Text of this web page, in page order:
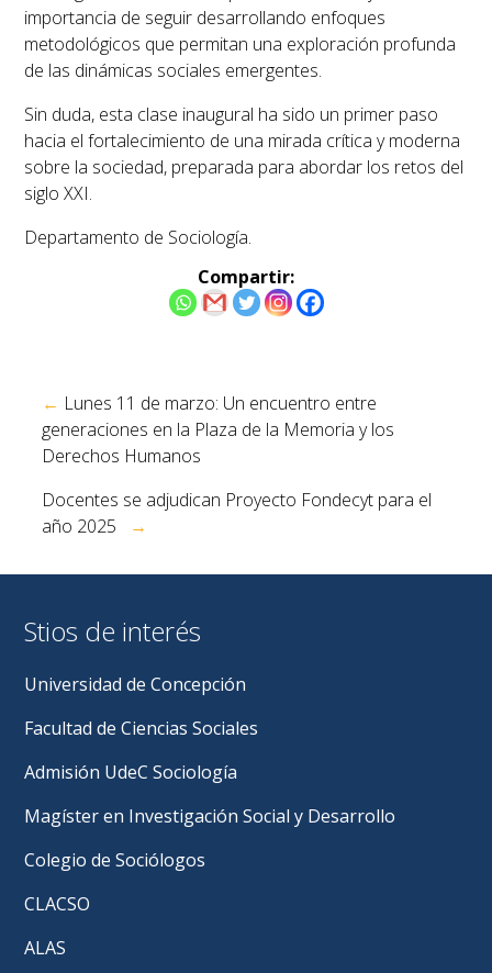
importancia de seguir desarrollando enfoques
metodológicos que permitan una exploración profunda
de las dinámicas sociales emergentes.
Sin duda, esta clase inaugural ha sido un primer paso
hacia el fortalecimiento de una mirada crítica y moderna
sobre la sociedad, preparada para abordar los retos del
siglo XXI.
Departamento de Sociología.
Compartir:
entradas
← Lunes 11 de marzo: Un encuentro entre
generaciones en la Plaza de la Memoria y los
Derechos Humanos
Docentes se adjudican Proyecto Fondecyt para el
año 2025
→
Stios de interés
Universidad de Concepción
Facultad de Ciencias Sociales
Admisión UdeC Sociología
Magíster en Investigación Social y Desarrollo
Colegio de Sociólogos
CLACSO
ALAS